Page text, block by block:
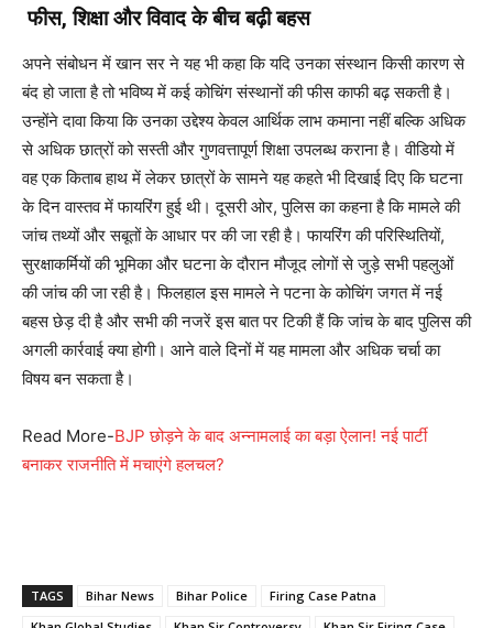
फीस, शिक्षा और विवाद के बीच बढ़ी बहस
अपने संबोधन में खान सर ने यह भी कहा कि यदि उनका संस्थान किसी कारण से
बंद हो जाता है तो भविष्य में कई कोचिंग संस्थानों की फीस काफी बढ़ सकती है।
उन्होंने दावा किया कि उनका उद्देश्य केवल आर्थिक लाभ कमाना नहीं बल्कि अधिक
से अधिक छात्रों को सस्ती और गुणवत्तापूर्ण शिक्षा उपलब्ध कराना है। वीडियो में
वह एक किताब हाथ में लेकर छात्रों के सामने यह कहते भी दिखाई दिए कि घटना
के दिन वास्तव में फायरिंग हुई थी। दूसरी ओर, पुलिस का कहना है कि मामले की
जांच तथ्यों और सबूतों के आधार पर की जा रही है। फायरिंग की परिस्थितियों,
सुरक्षाकर्मियों की भूमिका और घटना के दौरान मौजूद लोगों से जुड़े सभी पहलुओं
की जांच की जा रही है। फिलहाल इस मामले ने पटना के कोचिंग जगत में नई
बहस छेड़ दी है और सभी की नजरें इस बात पर टिकी हैं कि जांच के बाद पुलिस की
अगली कार्रवाई क्या होगी। आने वाले दिनों में यह मामला और अधिक चर्चा का
विषय बन सकता है।
Read More-BJP छोड़ने के बाद अन्नामलाई का बड़ा ऐलान! नई पार्टी
बनाकर राजनीति में मचाएंगे हलचल?
TAGS Bihar News Bihar Police
Firing Case Patna